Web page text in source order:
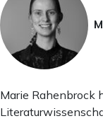
Marie Rahenbrock